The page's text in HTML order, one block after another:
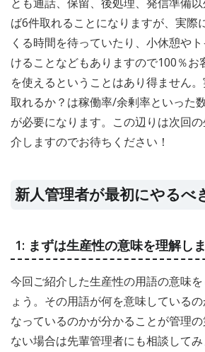
ば6件取れることになりますが、実際
くる時間を待っていたり、小休憩や
けることなどもありますので100％お
を使えるということはあり得ません
取れるか？は稼働率/余剰率といった
が必要になります。この辺りは次回
介しますのでお待ちください！
新人管理者が最初にやるべ
1: まずは生産性の意味を理解し
今回ご紹介した生産性の用語の意味
ょう。その用語が何を意味している
なっているのかが分かることが管理
ない場合は先輩管理者にも相談してみ